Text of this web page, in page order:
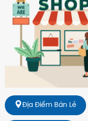
Địa Điểm Bán Lẻ